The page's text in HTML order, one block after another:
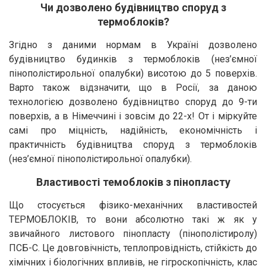
Чи дозволено будівництво споруд з
термоблоків?
Згідно з даними нормам в Україні дозволено
будівництво будинків з термоблоків (нез’ємної
пінополістирольної опалубки) висотою до 5 поверхів.
Варто також відзначити, що в Росії, за даною
технологією дозволено будівництво споруд до 9-ти
поверхів, а в Німеччині і зовсім до 22-х! От і міркуйте
самі про міцність, надійність, економічність і
практичність будівництва споруд з термоблоків
(нез’ємної пінополістирольної опалубки).
Властивості темоблоків з пінопласту
Що стосується фізико-механічних властивостей
ТЕРМОБЛОКІВ, то вони абсолютно такі ж як у
звичайного листового пінопласту (пінополістиролу)
ПСБ-С. Це довговічність, теплопровідність, стійкість до
хімічних і біологічних впливів, не гігроскопічність, клас